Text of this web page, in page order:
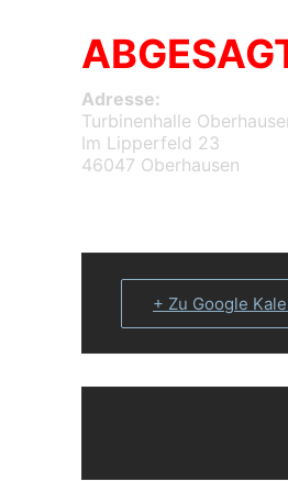
Adresse:
Turbinenhalle
Im Lipperfeld 23
46047 Oberhausen
+ Zu Google